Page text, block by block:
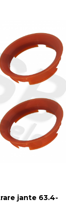
jante 63.4-